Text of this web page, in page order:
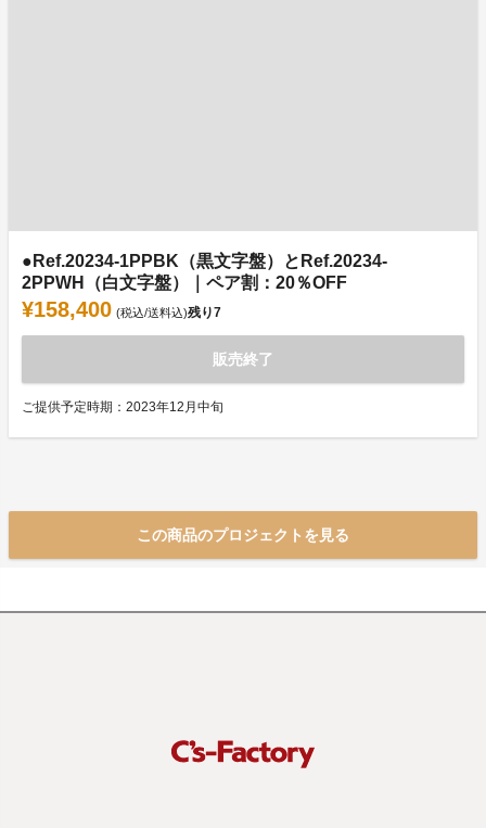
●Ref.20234-1PPBK（黒文字盤）とRef.20234-
2PPWH（白文字盤）｜ペア割：20％OFF
¥158,400 (税込/送料込)残り7
販売終了
ご提供予定時期：2023年12月中旬
この商品のプロジェクトを見る